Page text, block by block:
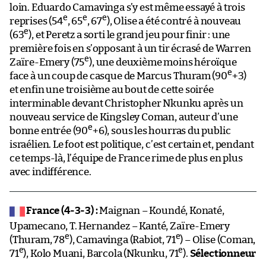
loin. Eduardo Camavinga s’y est même essayé à trois
reprises (54e, 65e, 67e), Olise a été contré à nouveau
(63e), et Peretz a sorti le grand jeu pour finir : une
première fois en s’opposant à un tir écrasé de Warren
Zaïre-Emery (75e), une deuxième moins héroïque
face à un coup de casque de Marcus Thuram (90e+3)
et enfin une troisième au bout de cette soirée
interminable devant Christopher Nkunku après un
nouveau service de Kingsley Coman, auteur d’une
bonne entrée (90e+6), sous les hourras du public
israélien. Le foot est politique, c’est certain et, pendant
ce temps-là, l’équipe de France rime de plus en plus
avec indifférence.
France (4-3-3) :Maignan – Koundé, Konaté,
Upamecano, T. Hernandez – Kanté, Zaïre-Emery
(Thuram, 78e), Camavinga (Rabiot, 71e) – Olise (Coman,
71e), Kolo Muani, Barcola (Nkunku, 71e). Sélectionneur